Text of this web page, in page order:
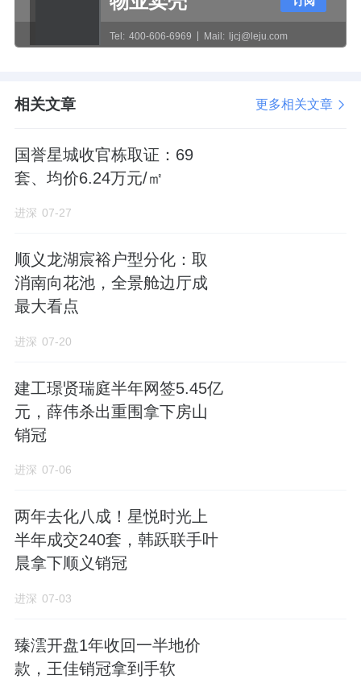
设置开敞式的风雨连廊，配建邻里共享公共空
街；
鼓励地块两两之间的地下连通……
整个项目连通了，实际上却相当烧钱。有人调
侃说通州真是操碎了心，这么事无巨细的列出
45.23亿，中海新城石景山再落一子
石景山
安兴业房地产开发有限公司，是中海新城旗
欣。
作为中海在北京的两大业务实体之一，中海新
城多年来深耕石景山和西城两大区域，开发有
天镜、中海长安玖章、中海长安源境等项目。
Tel: 400-606-6969 Mail: ljcj@leju.com
相关文章 更多相关文章
国誉星城收官栋取证：69
套、均价6.24万元/㎡
进深 07-27
顺义龙湖宸裕户型分化：取
消南向花池，全景舱边厅成
最大看点
进深 07-20
建工璟贤瑞庭半年网签5.45亿
元，薛伟杀出重围拿下房山
销冠
进深 07-06
两年去化八成！星悦时光上
半年成交240套，韩跃联手叶
晨拿下顺义销冠
进深 07-03
臻澐开盘1年收回一半地价
款，王佳销冠拿到手软